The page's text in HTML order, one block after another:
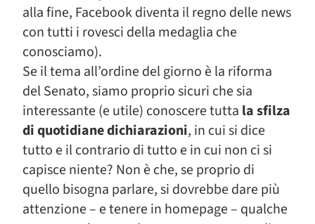
alla fine, Facebook diventa il regno delle news
con tutti i rovesci della medaglia che
conosciamo).
Se il tema all’ordine del giorno è la riforma
del Senato, siamo proprio sicuri che sia
interessante (e utile) conoscere tutta la sfilza
di quotidiane dichiarazioni, in cui si dice
tutto e il contrario di tutto e in cui non ci si
capisce niente? Non è che, se proprio di
quello bisogna parlare, si dovrebbe dare più
attenzione – e tenere in homepage – qualche